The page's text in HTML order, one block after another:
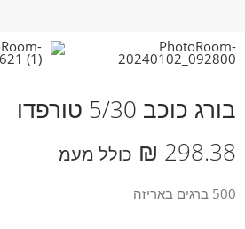
בורג כוכב 5/30 טורפדו
298.38
₪ כולל מעמ
500 ברגים באריזה